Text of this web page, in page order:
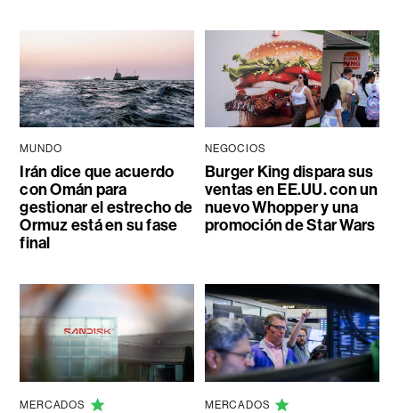
MUNDO
Irán dice que acuerdo
con Omán para
gestionar el estrecho de
Ormuz está en su fase
final
NEGOCIOS
Burger King dispara sus
ventas en EE.UU. con un
nuevo Whopper y una
promoción de Star Wars
MERCADOS MERCADOS